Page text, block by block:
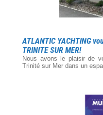
ATLANTIC YACHTING
TRINITE SUR MER!
Nous avons le plaisir de
Trinité sur Mer dans un